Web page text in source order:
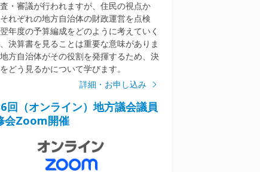
・審議が行われますが、住民の視点か
れぞれの地方自治体の財政運営を点検
年度の予算編成をどのように考えていく
決算書を見ることは重要な意味がありま
方自治体がその役割を発揮するため、決
どう見るかについて学びます。
詳細・お申し込み
回（オンライン）地方議会議員
会Zoom開催